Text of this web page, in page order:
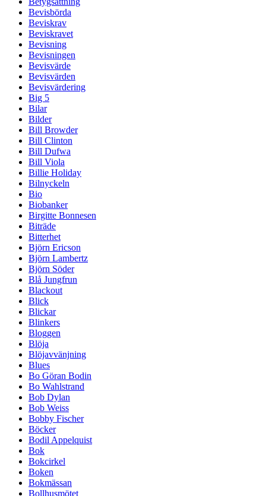
Bevisbörda
Beviskrav
Beviskravet
Bevisning
Bevisningen
Bevisvärde
Bevisvärden
Bevisvärdering
Big 5
Bilar
Bilder
Bill Browder
Bill Clinton
Bill Dufwa
Bill Viola
Billie Holiday
Bilnyckeln
Bio
Biobanker
Birgitte Bonnesen
Biträde
Bitterhet
Björn Ericson
Björn Lambertz
Björn Söder
Blå Jungfrun
Blackout
Blick
Blickar
Blinkers
Bloggen
Blöja
Blöjavvänjning
Blues
Bo Göran Bodin
Bo Wahlstrand
Bob Dylan
Bob Weiss
Bobby Fischer
Böcker
Bodil Appelquist
Bok
Bokcirkel
Boken
Bokmässan
Bollhusmötet